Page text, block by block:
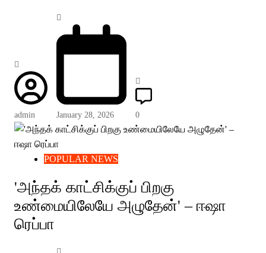
admin January 28, 2026 0
POPULAR NEWS
'அந்தக் காட்சிக்குப் பிறகு
உண்மையிலேயே அழுதேன்' – ஈஷா
ரெப்பா